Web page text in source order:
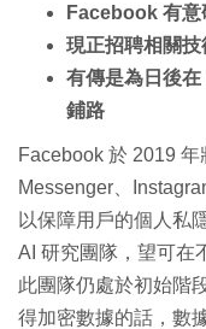
Facebook 有意
現正招聘相關
有傳是為日後
鋪路
Facebook 於 2019 年
Messenger、
以保障用戶的個人私
AI 研究團隊，望可在
此團隊仍處於初始階
得加密數據的話，數